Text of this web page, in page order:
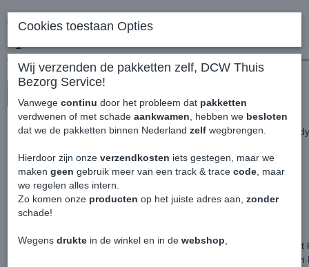
Aantal
Hybride Voorbumper Golf 7 5 GTI Custom Made - Volkswagen
Ben je een "standaard" Caddy bumper ook zo zat?
Nu is het mogelijk om een Custom Made bumper te bestellen.
Deze versie betreft de Volkswagen Golf 7.5 GTI.
Bumper word altijd geleverd zodat er een losse boven grille op
Mocht je in dezelfde style willen blijven, online staat ook een
Cookies toestaan Opties
Wij verzenden de pakketten zelf, DCW Thuis
Bezorg Service!
Vanwege continu door het probleem dat pakketten
verdwenen of met schade aankwamen , hebben we besloten
dat we de pakketten binnen Nederland zelf wegbrengen.
Hierdoor zijn onze verzendkosten iets gestegen, maar we
maken geen gebruik meer van een track & trace code , maar
we regelen alles intern.
Zo komen onze producten op het juiste adres aan, zonder
schade!
Wegens drukte in de winkel en in de webshop